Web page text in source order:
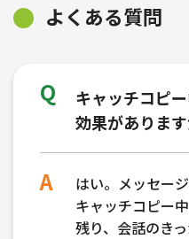
よくある質問
キャッチコピ
効果があります
はい。メッセー
キャッチコピー
残り、会話のきっ